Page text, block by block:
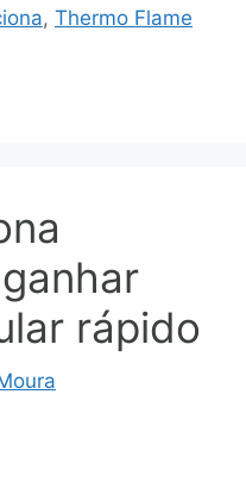
, Thermo Flame
rápido